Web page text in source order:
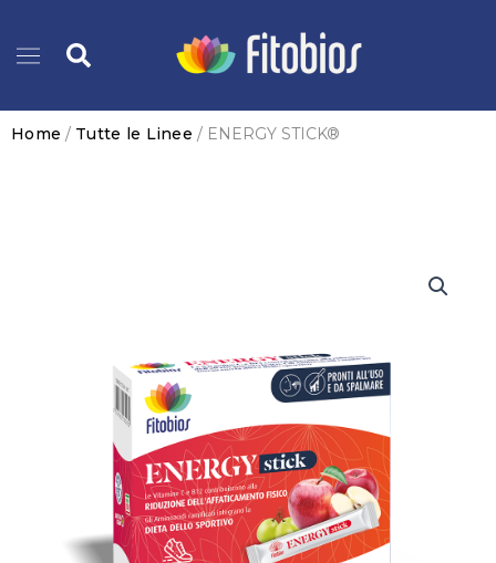
contenutoCerca
Home / Tutte le Linee / ENERGY STICK®